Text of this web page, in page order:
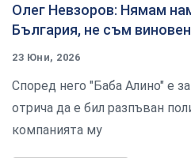
Олег Невзоров: Нямам
България, не съм виновен
23 Юни, 2026
Според него "Баба Алино" е
отрича да е бил разпъван
компанията му